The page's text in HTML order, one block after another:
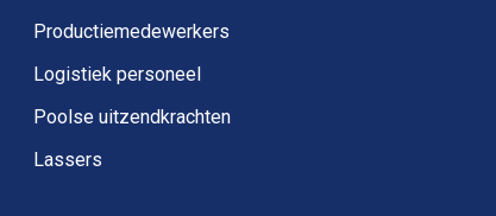
Productiemedewerkers
Logistiek personeel
Poolse uitzendkrachten
Lassers